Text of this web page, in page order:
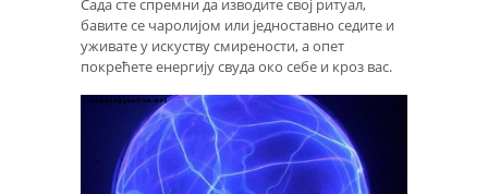
Сада сте спремни да изводите свој ритуал,
бавите се чаролијом или једноставно седите и
уживате у искуству смирености, а опет
покрећете енергију свуда око себе и кроз вас.